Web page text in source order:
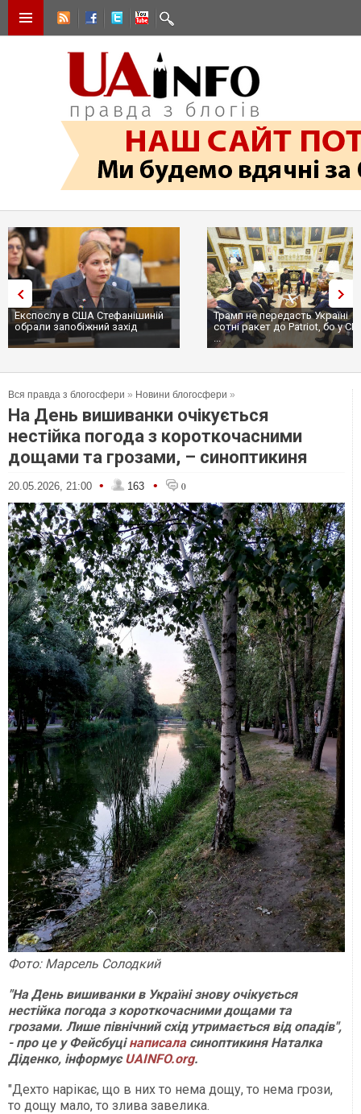
Експослу в США Стефанішиній
обрали запобіжний захід
Трамп не передасть Україні
сотні ракет до Patriot, бо у
...
Вся правда з блогосфери » Новини блогосфери »
На День вишиванки очікується
нестійка погода з короткочасними
дощами та грозами, – синоптикиня
20.05.2026, 21:00 • 163 • 0
Фото: Марсель Солодкий
"На День вишиванки в Україні знову очікується
нестійка погода з короткочасними дощами та
грозами. Лише північний схід утримається від опадів",
- про це у Фейсбуцінаписаласиноптикиня Наталка
Діденко, інформуєUAINFO.org.
"Дехто нарікає, що в них то нема дощу, то нема грози,
то дощу мало, то злива завелика.